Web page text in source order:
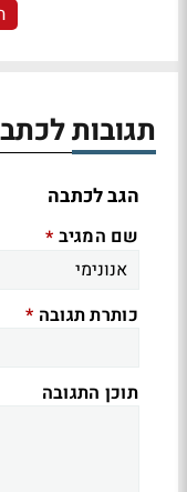
תגובות
הגב לכתבה
שם המגיב *
כותרת תגובה *
תוכן התגובה